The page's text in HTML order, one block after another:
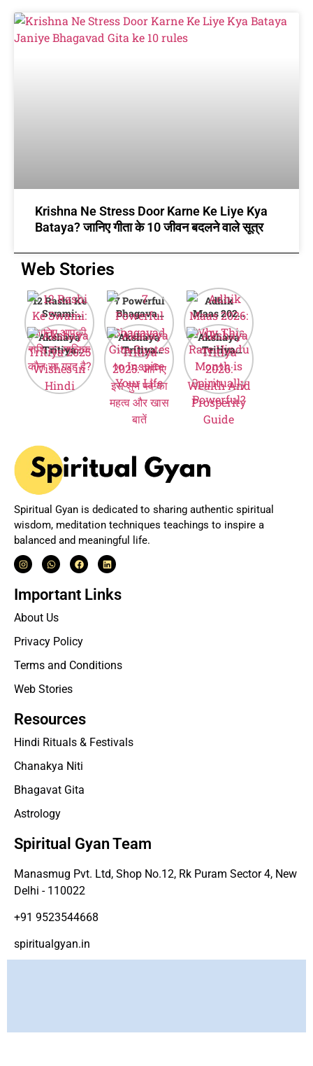
Krishna Ne Stress Door Karne Ke Liye Kya
Bataya? जानिए गीता के 10 जीवन बदलने वाले सूत्र
Web Stories
12 Rashi Ke
Swami:
जानिए आपकी
राशि का मालिक
कौन सा ग्रह है?
7 Powerful
Bhagavad
Gita Quotes
to Inspire
Your Life
Adhik
Maas 2026:
Why This
Rare Hindu
Month is
Spiritually
Powerful?
Akshaya
Tritiya
2025
Wishes in
Hindi
Akshaya
Tritiya
2025: जानिए
इस शुभ पर्व का
महत्व और खास
बातें
Akshaya
Tritiya
2026:
Wealth And
Prosperity
Guide
Spiritual Gyan is dedicated to sharing authentic spiritual
wisdom, meditation techniques teachings to inspire a
balanced and meaningful life.
Important Links
About Us
Privacy Policy
Terms and Conditions
Web Stories
Resources
Hindi Rituals & Festivals
Chanakya Niti
Bhagavat Gita
Astrology
Spiritual Gyan Team
Manasmug Pvt. Ltd, Shop No.12, Rk Puram Sector 4, New
Delhi - 110022
+91 9523544668
spiritualgyan.in